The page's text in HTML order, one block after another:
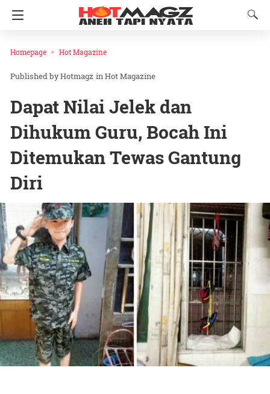
Homepage Hot Magazine
Hotmagz inHot Magazine
Dapat Nilai Jelek dan
Dihukum Guru, Bocah Ini
Ditemukan Tewas Gantung
Diri